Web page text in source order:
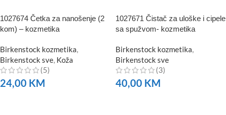
1027674 Četka za nanošenje (2
kom) – kozmetika
Birkenstock kozmetika
Birkenstock sve Koža
(5)
24,00 KM
1027671 Čistač za uloške i cipele
sa spužvom- kozmetika
Birkenstock kozmetika
Birkenstock sve
(3)
40,00 KM